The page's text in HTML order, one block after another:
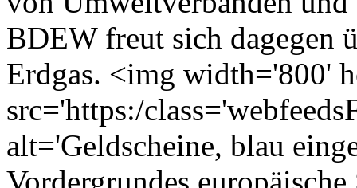
BDEW freut sich dagegen
Erdgas. <img width='800'
src='https:/
alt='Geldscheine, blau
Vordergrundes